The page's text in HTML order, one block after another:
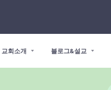
교회소개 블로그&설교